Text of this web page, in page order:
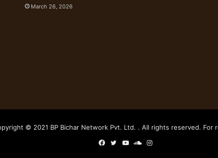
March 26, 2026
© 2021 BP Bichar Network Pvt. Ltd. . All rights reserved. For
Facebook
TwitterYouTubeSoundCloud
Instagram